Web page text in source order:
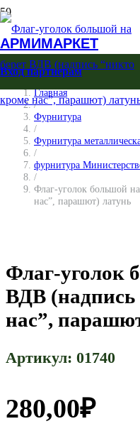
АРМИМАРКЕТ
Вход партнерам
Главная
/
Фурнитура
/
Фурнитура
/
фурнитура
/
Флаг-уголок большой
нас”, парашют) латунь
Флаг-уголок
ВДВ (надпись
нас”,
Артикул: 01740
280,00₽